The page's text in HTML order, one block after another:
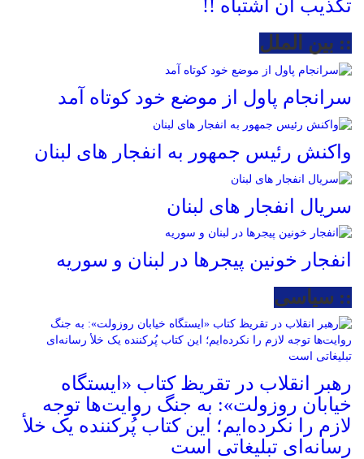
تکذیب آن اشتباه !!
:: بین الملل
سرانجام پاول از موضع خود کوتاه آمد
واکنش رئیس جمهور به انفجار های لبنان
سریال انفجار های لبنان
انفجار خونین پیجرها در لبنان و سوریه
:: سیاسی
رهبر انقلاب در تقریظ کتاب «ایستگاه
خیابان روزولت»: به جنگ روایت‌ها توجه
لازم را نکرده‌ایم؛ این کتاب پُرکننده‌ یک خلأ
رسانه‌ای تبلیغاتی است